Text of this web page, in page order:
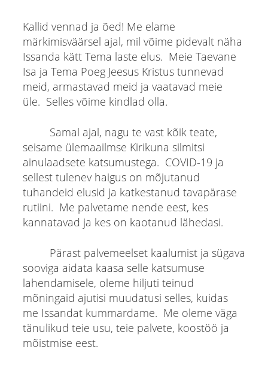
Kallid vennad ja õed! Me elame
märkimisväärsel ajal, mil võime pidevalt näha
Issanda kätt Tema laste elus. Meie Taevane
Isa ja Tema Poeg Jeesus Kristus tunnevad
meid, armastavad meid ja vaatavad meie
üle. Selles võime kindlad olla.
Samal ajal, nagu te vast kõik teate,
seisame ülemaailmse Kirikuna silmitsi
ainulaadsete katsumustega. COVID-19 ja
sellest tulenev haigus on mõjutanud
tuhandeid elusid ja katkestanud tavapärase
rutiini. Me palvetame nende eest, kes
kannatavad ja kes on kaotanud lähedasi.
Pärast palvemeelset kaalumist ja sügava
sooviga aidata kaasa selle katsumuse
lahendamisele, oleme hiljuti teinud
mõningaid ajutisi muudatusi selles, kuidas
me Issandat kummardame. Me oleme väga
tänulikud teie usu, teie palvete, koostöö ja
mõistmise eest.